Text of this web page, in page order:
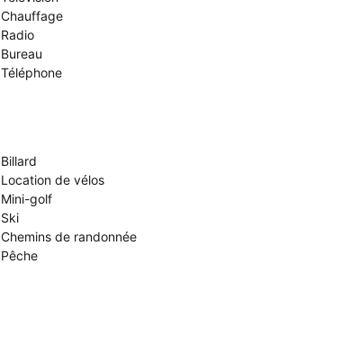
Chauffage
Radio
Bureau
Téléphone
Billard
Location de vélos
Mini-golf
Ski
Chemins de randonnée
Pêche